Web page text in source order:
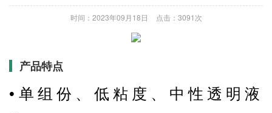
时间：2023年09月18日 点击：3091次
产品特点
• 单 组 份 、 低 粘 度 、 中 性 透 明 液